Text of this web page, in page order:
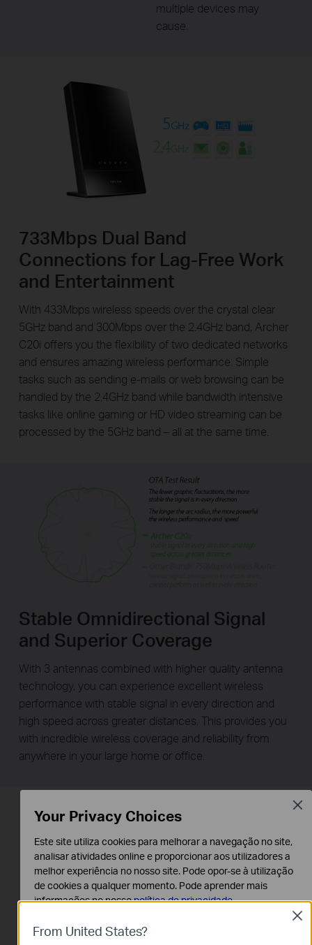
multiple devices may
cause.
733Mbps Dual Band
Connections for Lag-Free Work
and Entertainment
With 433Mbps wireless speeds over the crystal clear
5GHz band and 300Mbps over the 2.4GHz band, Archer
C20i offers you the flexibility of two dedicated networks
and ensures amazing wireless performance. Simple
tasks such as sending e-mails or web browsing can be
handled by the 2.4GHz band while bandwidth intensive
tasks like online gaming or HD video streaming can be
processed by the 5GHz band – all at the same time.
Stable Omnidirectional Signal
and Superior Coverage
With 3 antennas combined with higher quality antenna
technology, you can experience excellent wireless
performance with stable signal in every direction and
high speed across greater distances. This provides you
with incredible wireless coverage and reliability from
anywhere in your large home or office.
From United States?
Your Privacy Choices
Este site utiliza cookies para melhorar a navegação no site,
analisar atividades online e proporcionar aos utilizadores a
melhor experiência no nosso site. Pode opor-se à utilização
de cookies a qualquer momento. Pode aprender mais
informações no nossopolítica de privacidade.
Cookies Básicos
Os cookies são necessários para o funcionamento do